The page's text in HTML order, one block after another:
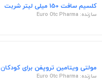
کلسیم سافت 150 میلی لیتر شربت
سازنده: Euro Otc Pharma
مولتی ویتامین تروپفن برای کودکان 30 میلی لیتر قطره
سازنده: Euro Otc Pharma